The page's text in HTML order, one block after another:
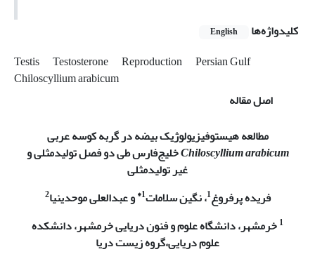
کلیدواژه‌ها
English
Testis Testosterone Reproduction
Persian Gulf
Chiloscyllium arabicum
اصل مقاله
مطالعه هیستوفیزیولوژیک بیضه در گربه کوسه عربی
Chiloscyllium arabicumخلیج‌فارس طی دو فصل تولیدمثلی و
غیر تولیدمثلی
فریده پرفروغ1، نگین سلامات1* و عبدالعلی موحدی­نیا2
1خرمشهر، دانشگاه علوم و فنون دریایی خرمشهر، دانشکده
علوم دریایی،گروه زیست دریا